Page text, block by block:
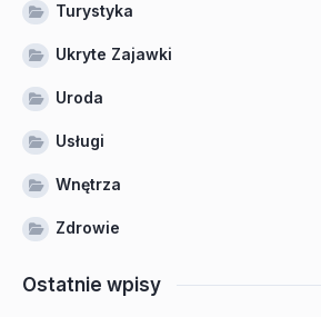
Turystyka
Ukryte Zajawki
Uroda
Usługi
Wnętrza
Zdrowie
Ostatnie wpisy